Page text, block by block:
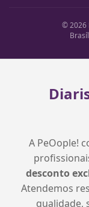
© 2026
A PeOople!
desconto
Atendemos
qualidade,